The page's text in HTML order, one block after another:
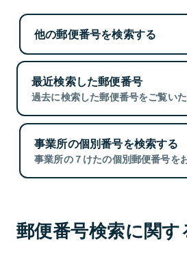
他の郵便番号を検索する
最近検索した郵便番号
過去に検索した郵便番号をご覧いた
事業所の個別番号を検索する
事業所の７けたの個別郵便番号を
郵便番号検索に関す